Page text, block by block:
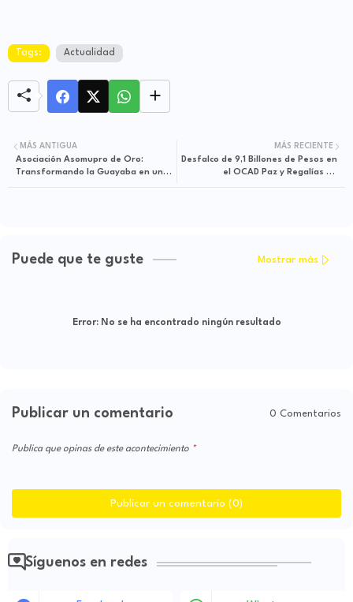
Tags: Actualidad
MÁS RECIENTE
Desfalco de 9,1 Billones de Pesos en
el OCAD Paz y Regalías en
MÁS ANTIGUA
Asociación Asomupro de Oro:
Transformando la Guayaba en una
Puede que te guste Mostrar más
Error:No se ha encontrado ningún resultado
Publicar un comentario 0 Comentarios
Publica que opinas de este acontecimiento
Publicar un comentario (0)
Síguenos en redes